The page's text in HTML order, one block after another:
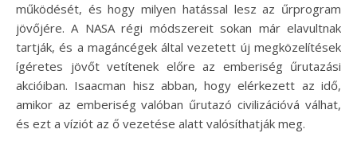
működését, és hogy milyen hatással lesz az űrprogram
jövőjére. A NASA régi módszereit sokan már elavultnak
tartják, és a magáncégek által vezetett új megközelítések
ígéretes jövőt vetítenek előre az emberiség űrutazási
akcióiban. Isaacman hisz abban, hogy elérkezett az idő,
amikor az emberiség valóban űrutazó civilizációvá válhat,
és ezt a víziót az ő vezetése alatt valósíthatják meg.